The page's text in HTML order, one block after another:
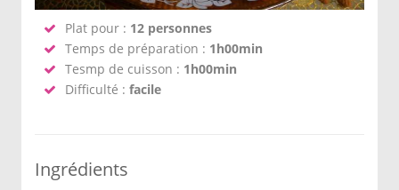
Plat pour : 12 personnes
Temps de préparation : 1h00min
Tesmp de cuisson : 1h00min
Difficulté : facile
Ingrédients